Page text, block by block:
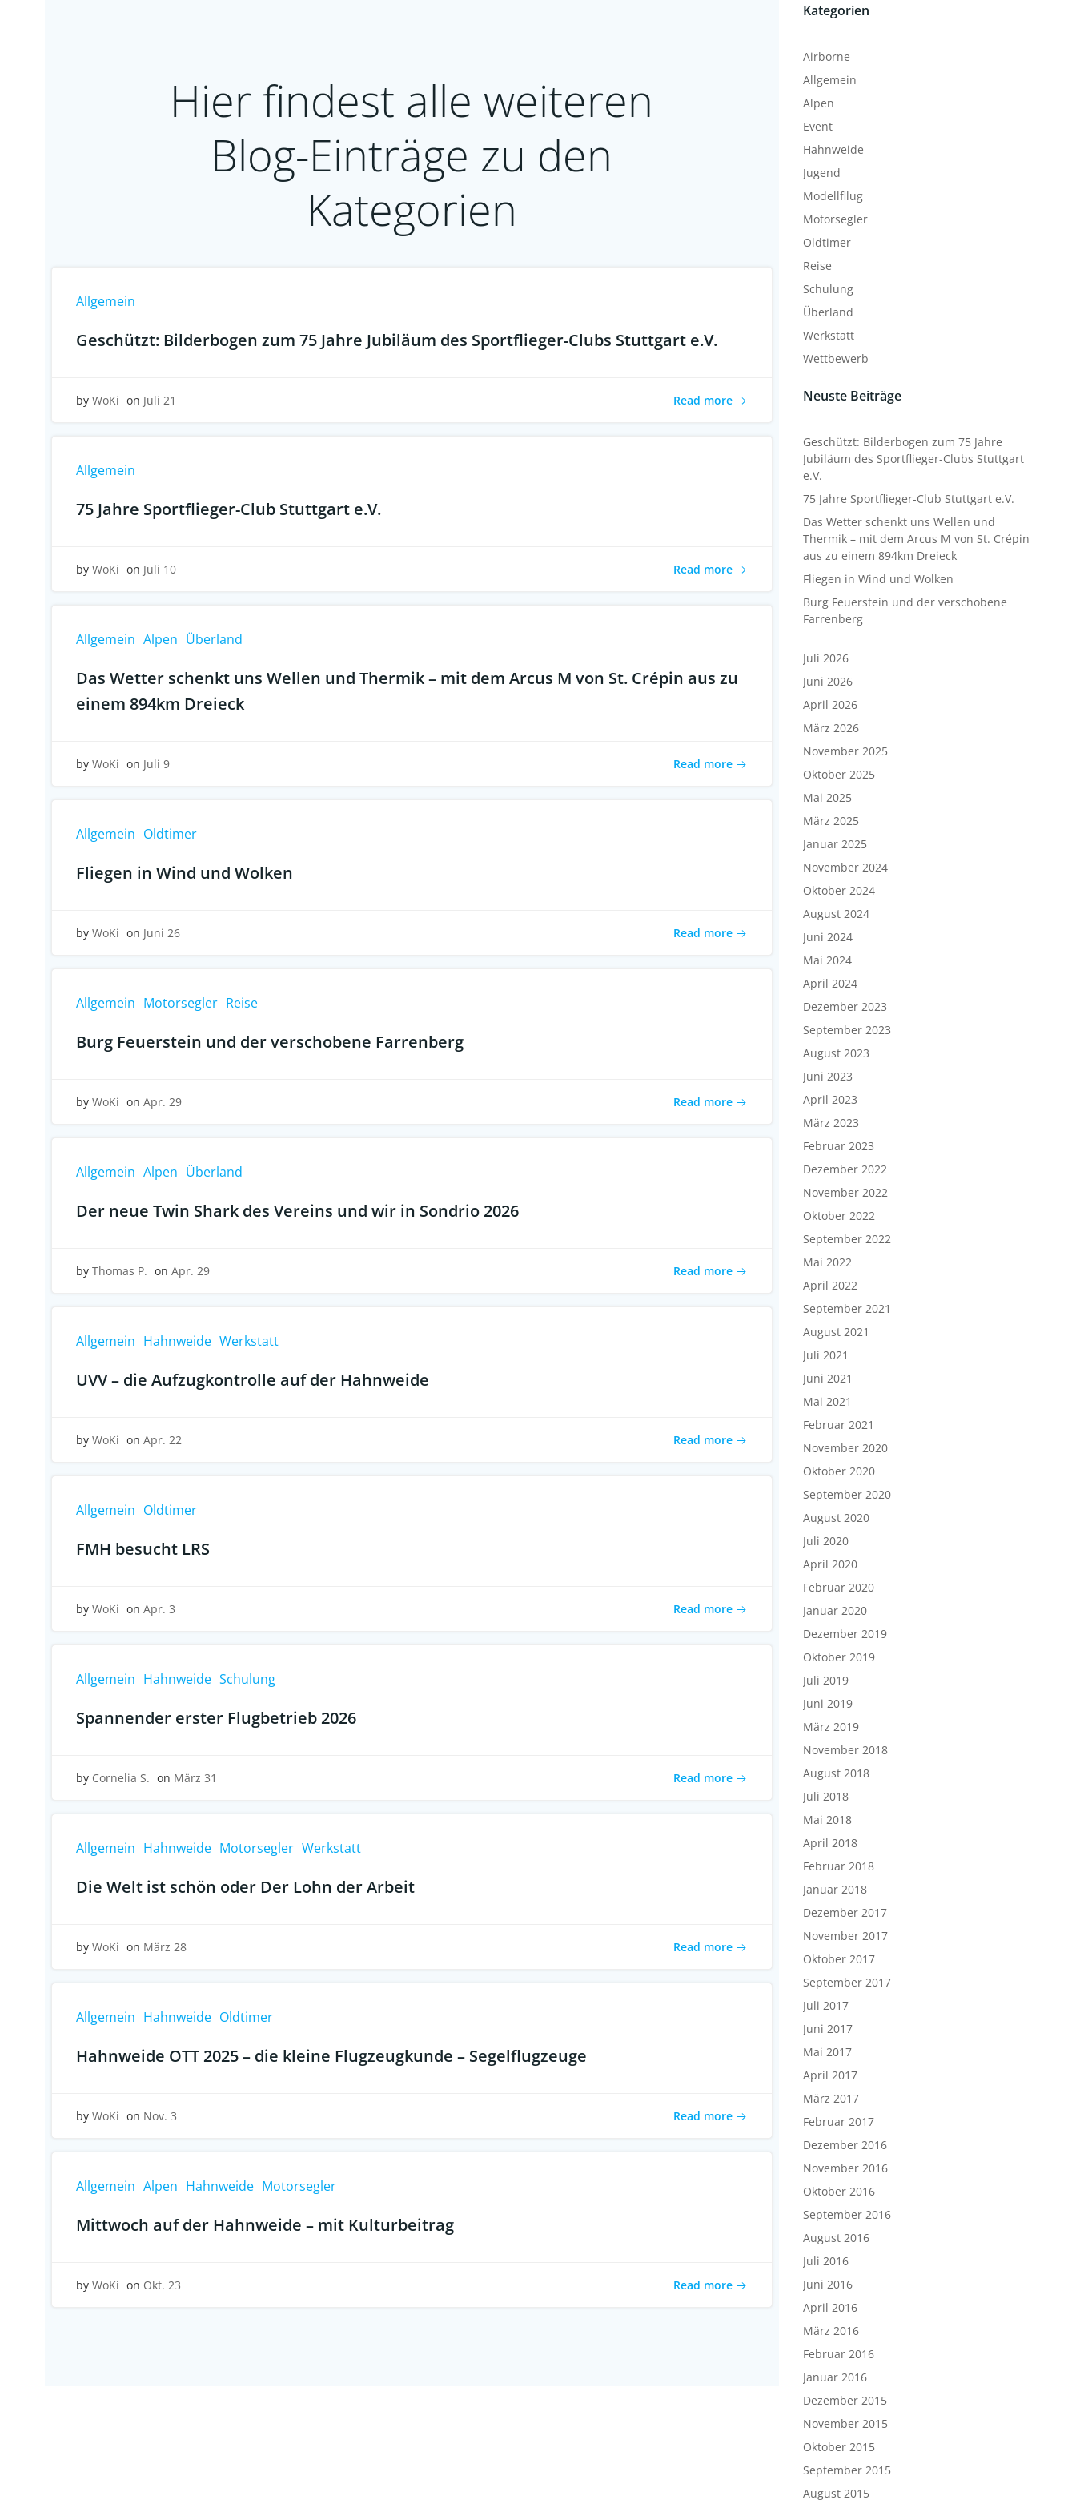
Hier findest alle weiteren
Blog-Einträge zu den
Kategorien
Allgemein
Geschützt: Bilderbogen zum 75 Jahre Jubiläum des Sportflieger-Clubs Stuttgart e.V.
by WoKi on Juli 21 Read more
Allgemein
75 Jahre Sportflieger-Club Stuttgart e.V.
by WoKi on Juli 10 Read more
Allgemein Alpen Überland
Das Wetter schenkt uns Wellen und Thermik – mit dem Arcus M von St. Crépin aus zu
einem 894km Dreieck
by WoKi on Juli 9 Read more
Allgemein Oldtimer
Fliegen in Wind und Wolken
by WoKi on Juni 26 Read more
Allgemein Motorsegler Reise
Burg Feuerstein und der verschobene Farrenberg
by WoKi on Apr. 29 Read more
Allgemein Alpen Überland
Der neue Twin Shark des Vereins und wir in Sondrio 2026
by Thomas P. on Apr. 29 Read more
Allgemein Hahnweide Werkstatt
UVV – die Aufzugkontrolle auf der Hahnweide
by WoKi on Apr. 22 Read more
Allgemein Oldtimer
FMH besucht LRS
by WoKi on Apr. 3 Read more
Allgemein Hahnweide Schulung
Spannender erster Flugbetrieb 2026
by Cornelia S. on März 31 Read more
Allgemein Hahnweide Motorsegler Werkstatt
Die Welt ist schön oder Der Lohn der Arbeit
by WoKi on März 28 Read more
Allgemein Hahnweide Oldtimer
Hahnweide OTT 2025 – die kleine Flugzeugkunde – Segelflugzeuge
by WoKi on Nov. 3 Read more
Allgemein Alpen Hahnweide Motorsegler
Mittwoch auf der Hahnweide – mit Kulturbeitrag
by WoKi on Okt. 23 Read more
Kategorien
Airborne
Allgemein
Alpen
Event
Hahnweide
Jugend
Modellfllug
Motorsegler
Oldtimer
Reise
Schulung
Überland
Werkstatt
Wettbewerb
Neuste Beiträge
Geschützt: Bilderbogen zum 75 Jahre
Jubiläum des Sportflieger-Clubs Stuttgart
e.V.
75 Jahre Sportflieger-Club Stuttgart e.V.
Das Wetter schenkt uns Wellen und
Thermik – mit dem Arcus M von St. Crépin
aus zu einem 894km Dreieck
Fliegen in Wind und Wolken
Burg Feuerstein und der verschobene
Farrenberg
Juli 2026
Juni 2026
April 2026
März 2026
November 2025
Oktober 2025
Mai 2025
März 2025
Januar 2025
November 2024
Oktober 2024
August 2024
Juni 2024
Mai 2024
April 2024
Dezember 2023
September 2023
August 2023
Juni 2023
April 2023
März 2023
Februar 2023
Dezember 2022
November 2022
Oktober 2022
September 2022
Mai 2022
April 2022
September 2021
August 2021
Juli 2021
Juni 2021
Mai 2021
Februar 2021
November 2020
Oktober 2020
September 2020
August 2020
Juli 2020
April 2020
Februar 2020
Januar 2020
Dezember 2019
Oktober 2019
Juli 2019
Juni 2019
März 2019
November 2018
August 2018
Juli 2018
Mai 2018
April 2018
Februar 2018
Januar 2018
Dezember 2017
November 2017
Oktober 2017
September 2017
Juli 2017
Juni 2017
Mai 2017
April 2017
März 2017
Februar 2017
Dezember 2016
November 2016
Oktober 2016
September 2016
August 2016
Juli 2016
Juni 2016
April 2016
März 2016
Februar 2016
Januar 2016
Dezember 2015
November 2015
Oktober 2015
September 2015
August 2015